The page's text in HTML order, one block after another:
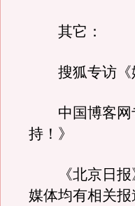
其它：
搜狐专访《
中国博客网
持！》
《北京日报
媒体均有相关报